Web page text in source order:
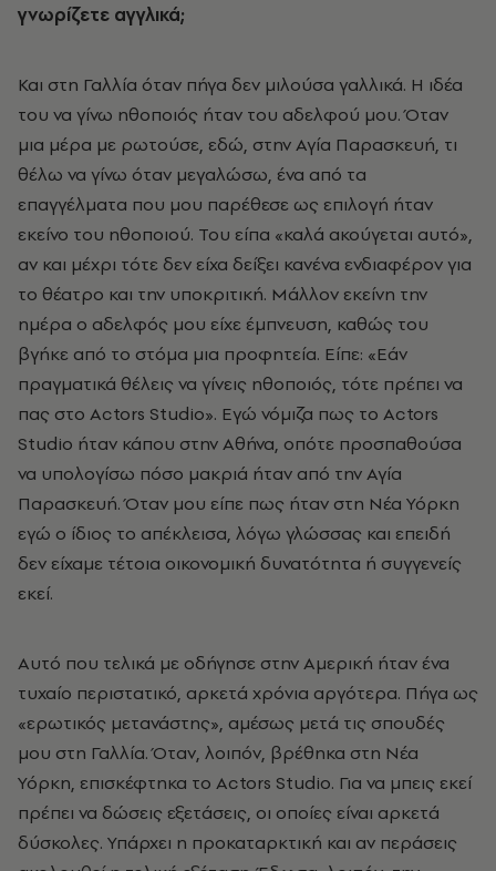
γνωρίζετε αγγλικά;
Και στη Γαλλία όταν πήγα δεν μιλούσα γαλλικά. Η ιδέα
του να γίνω ηθοποιός ήταν του αδελφού μου. Όταν
μια μέρα με ρωτούσε, εδώ, στην Αγία Παρασκευή, τι
θέλω να γίνω όταν μεγαλώσω, ένα από τα
επαγγέλματα που μου παρέθεσε ως επιλογή ήταν
εκείνο του ηθοποιού. Του είπα «καλά ακούγεται αυτό»,
αν και μέχρι τότε δεν είχα δείξει κανένα ενδιαφέρον για
το θέατρο και την υποκριτική. Μάλλον εκείνη την
ημέρα ο αδελφός μου είχε έμπνευση, καθώς του
βγήκε από το στόμα μια προφητεία. Είπε: «Εάν
πραγματικά θέλεις να γίνεις ηθοποιός, τότε πρέπει να
πας στο Actors Studio». Εγώ νόμιζα πως το Actors
Studio ήταν κάπου στην Αθήνα, οπότε προσπαθούσα
να υπολογίσω πόσο μακριά ήταν από την Αγία
Παρασκευή. Όταν μου είπε πως ήταν στη Νέα Υόρκη
εγώ ο ίδιος το απέκλεισα, λόγω γλώσσας και επειδή
δεν είχαμε τέτοια οικονομική δυνατότητα ή συγγενείς
εκεί.
Αυτό που τελικά με οδήγησε στην Αμερική ήταν ένα
τυχαίο περιστατικό, αρκετά χρόνια αργότερα. Πήγα ως
«ερωτικός μετανάστης», αμέσως μετά τις σπουδές
μου στη Γαλλία. Όταν, λοιπόν, βρέθηκα στη Νέα
Υόρκη, επισκέφτηκα το Actors Studio. Για να μπεις εκεί
πρέπει να δώσεις εξετάσεις, οι οποίες είναι αρκετά
δύσκολες. Υπάρχει η προκαταρκτική και αν περάσεις